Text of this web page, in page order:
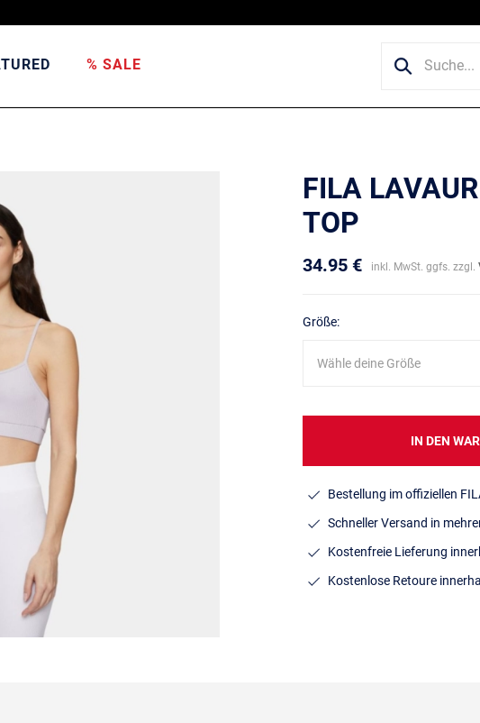
% SALE
FILA
TOP
34.95 € inkl. MwSt. ggfs. zzgl.
Größe:
Wähle deine Größe
IN DEN
Bestellung im offiziellen
Schneller Versand in
Kostenfreie Lieferung
Kostenlose Retoure